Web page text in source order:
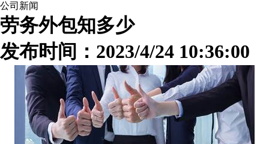
公司新闻
劳务外包知多少
发布时间：2023/4/24 10:36:00